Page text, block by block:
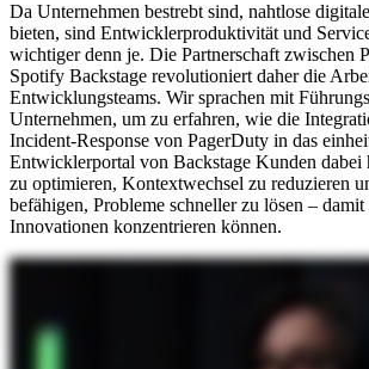
Da Unternehmen bestrebt sind, nahtlose
bieten, sind Entwicklerproduktivität und
wichtiger denn je. Die Partnerschaft zwischen
Spotify Backstage revolutioniert daher die
Entwicklungsteams. Wir sprachen mit
Unternehmen, um zu erfahren, wie die
Incident-Response von PagerDuty in das
Entwicklerportal von Backstage Kunden
zu optimieren, Kontextwechsel zu reduzieren
befähigen, Probleme schneller zu lösen – damit
Innovationen konzentrieren können.